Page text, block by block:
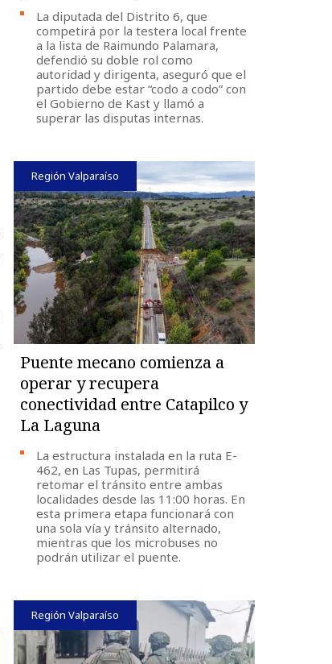
La diputada del Distrito 6, que
competirá por la testera local frente
a la lista de Raimundo Palamara,
defendió su doble rol como
autoridad y dirigenta, aseguró que el
partido debe estar “codo a codo” con
el Gobierno de Kast y llamó a
superar las disputas internas.
Región Valparaíso
Puente mecano comienza a
operar y recupera
conectividad entre Catapilco y
La Laguna
La estructura instalada en la ruta E-
462, en Las Tupas, permitirá
retomar el tránsito entre ambas
localidades desde las 11:00 horas. En
esta primera etapa funcionará con
una sola vía y tránsito alternado,
mientras que los microbuses no
podrán utilizar el puente.
Región Valparaíso